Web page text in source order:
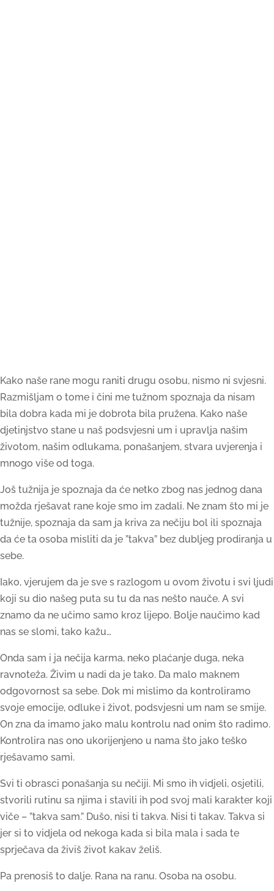
Kako naše rane mogu raniti drugu osobu, nismo ni svjesni.
Razmišljam o tome i čini me tužnom spoznaja da nisam
bila dobra kada mi je dobrota bila pružena. Kako naše
djetinjstvo stane u naš podsvjesni um i upravlja našim
životom, našim odlukama, ponašanjem, stvara uvjerenja i
mnogo više od toga.
Još tužnija je spoznaja da će netko zbog nas jednog dana
možda rješavat rane koje smo im zadali. Ne znam što mi je
tužnije, spoznaja da sam ja kriva za nečiju bol ili spoznaja
da će ta osoba misliti da je ”takva” bez dubljeg prodiranja u
sebe.
Iako, vjerujem da je sve s razlogom u ovom životu i svi ljudi
koji su dio našeg puta su tu da nas nešto nauče. A svi
znamo da ne učimo samo kroz lijepo. Bolje naučimo kad
nas se slomi, tako kažu…
Onda sam i ja nečija karma, neko plaćanje duga, neka
ravnoteža. Živim u nadi da je tako. Da malo maknem
odgovornost sa sebe. Dok mi mislimo da kontroliramo
svoje emocije, odluke i život, podsvjesni um nam se smije.
On zna da imamo jako malu kontrolu nad onim što radimo.
Kontrolira nas ono ukorijenjeno u nama što jako teško
rješavamo sami.
Svi ti obrasci ponašanja su nečiji. Mi smo ih vidjeli, osjetili,
stvorili rutinu sa njima i stavili ih pod svoj mali karakter koji
viče – ”takva sam.” Dušo, nisi ti takva. Nisi ti takav. Takva si
jer si to vidjela od nekoga kada si bila mala i sada te
sprječava da živiš život kakav želiš.
Pa prenosiš to dalje. Rana na ranu. Osoba na osobu.